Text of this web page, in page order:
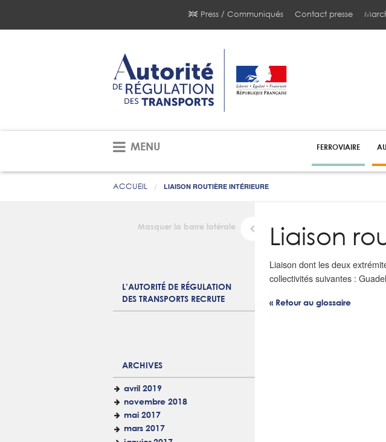
Press / Communiqués Contact presse
FERROVIAIRE
MENU
ACCUEIL LIAISON ROUTIÈRE INTÉRIEURE
Masquer la barre latérale
L’AUTORITÉ DE RÉGULATION
DES TRANSPORTS RECRUTE
ARCHIVES
avril 2019
novembre 2018
mai 2017
mars 2017
Liaison
Liaison dont les deux
collectivités suivantes :
« Retour au glossaire